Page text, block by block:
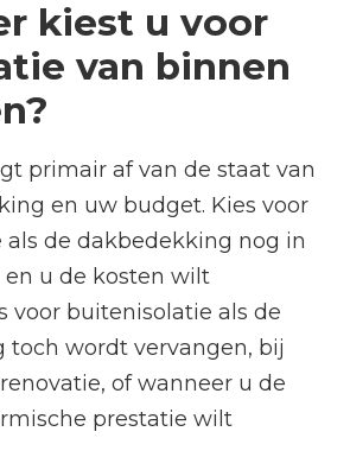
kiest u voor
van binnen
primair af van de staat van
en uw budget. Kies voor
de dakbedekking nog in
en u de kosten wilt
voor buitenisolatie als de
toch wordt vervangen, bij
of wanneer u de
prestatie wilt